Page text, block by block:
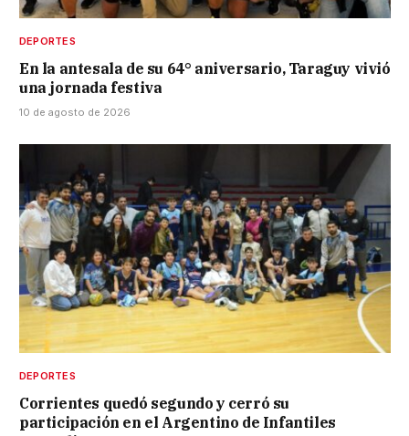
DEPORTES
En la antesala de su 64° aniversario, Taraguy vivió
una jornada festiva
10 de agosto de 2026
DEPORTES
Corrientes quedó segundo y cerró su
participación en el Argentino de Infantiles